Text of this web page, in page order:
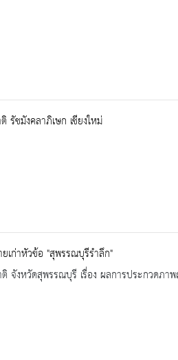
รัชมังคลาภิเษก เชียงใหม่
เก่าหัวข้อ "สุพรรณบุรีรำลึก"
จังหวัดสุพรรณบุรี เรื่อง ผลการประกวด